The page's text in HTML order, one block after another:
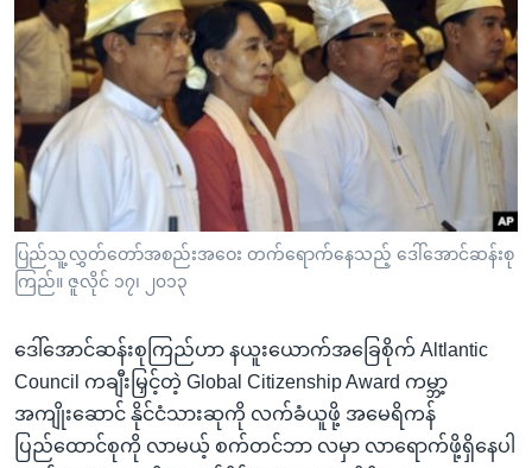
ကျော်
ကြည့်
ရန်
ပင်မ
အ
ညွန်း
စာမျက်နှာ
သို့
ကျော်
ကြည့်
နေရာ
သို့
အမေရိကန်သုံးအီဒီယံ
မကြေးမုံရဲ့ အင်္ဂလိပ်စာ
ရုပ်ရှင်ထဲက အင်္ဂလိပ်စာ
သုတပဒေသာ အင်္ဂလိပ်စာ
အပတ်စဉ်ကဏ္ဍများ
ရေဒီယို
တီဗွီ
ရေဒီယိုနှင့်ရုပ်သံ အချက်အလက်များ
ရေဒီယို/တီဗွီအစီအစဉ်
Learning English
ဗွီအိုအေ လူမှုကွန်ယက်များ
ဘာသာစကားများ
ပြည်သူ့လွှတ်တော်အစည်းအဝေး တက်ရောက်နေသည့် ဒေါ်အောင်ဆန်းစု
ကြည်။ ဇူလိုင် ၁၇၊ ၂၀၁၃
ဒေါ်အောင်ဆန်းစုကြည်ဟာ နယူးယောက်အခြေစိုက် Altlantic
Council ကချီးမြှင့်တဲ့ Global Citizenship Award ကမ္ဘာ့
အကျိုးဆောင် နိုင်ငံသားဆုကို လက်ခံယူဖို့ အမေရိကန်
ပြည်ထောင်စုကို လာမယ့် စက်တင်ဘာ လမှာ လာရောက်ဖို့ရှိနေပါ